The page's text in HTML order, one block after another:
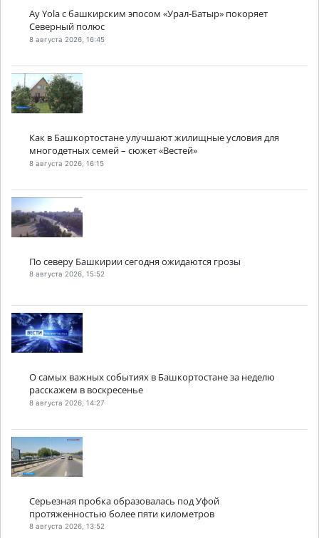
Ay Yola с башкирским эпосом «Урал-Батыр» покоряет
Северный полюс
8 августа 2026, 16:45
Как в Башкортостане улучшают жилищные условия для
многодетных семей – сюжет «Вестей»
8 августа 2026, 16:15
По северу Башкирии сегодня ожидаются грозы
8 августа 2026, 15:52
О самых важных событиях в Башкортостане за неделю
расскажем в воскресенье
8 августа 2026, 14:27
Серьезная пробка образовалась под Уфой
протяженностью более пяти километров
8 августа 2026, 13:52